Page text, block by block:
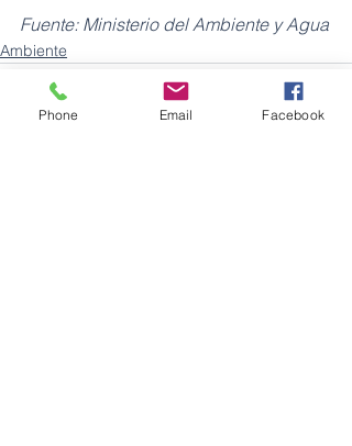
Fuente: Ministerio del Ambiente y Agua
Ambiente
Phone Email Facebook